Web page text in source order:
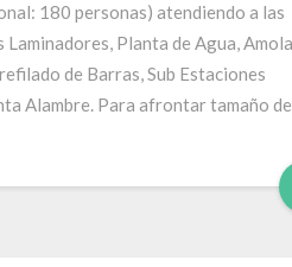
180 personas) atendiendo a las
Laminadores, Planta de Agua,
de Barras, Sub Estaciones
Alambre. Para afrontar tamaño